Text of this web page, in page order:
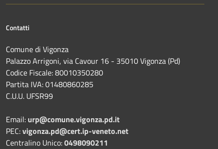
Contatti
Comune di Vigonza
Palazzo Arrigoni, via Cavour 16 - 35010 Vigonza (Pd)
Codice Fiscale: 80010350280
Partita IVA: 01480860285
C.U.U. UFSR99
Email: urp@comune.vigonza.pd.it
PEC:vigonza.pd@cert.ip-veneto.net
Centralino Unico:0498090211